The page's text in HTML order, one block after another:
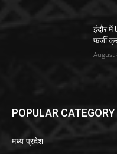
इंदौर
फर्जी
August
POPULAR CATEGORY
मध्य प्रदेश